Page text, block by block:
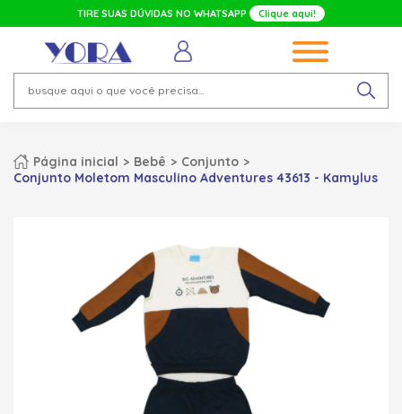
TIRE SUAS DÚVIDAS NO WHATSAPP Clique aqui!
Página inicial Bebê
Conjunto
Conjunto Moletom Masculino Adventures 43613 - Kamylus